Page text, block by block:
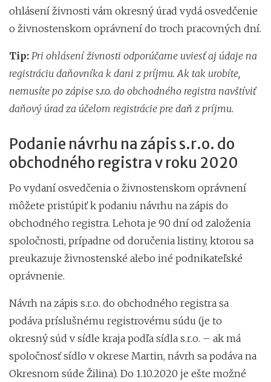
ohlásení živnosti vám okresný úrad vydá osvedčenie
o živnostenskom oprávnení do troch pracovných dní.
Tip: Pri ohlásení živnosti odporúčame uviesť aj údaje na
registráciu daňovníka k dani z príjmu. Ak tak urobíte,
nemusíte po zápise s.r.o. do obchodného registra navštíviť
daňový úrad za účelom registrácie pre daň z príjmu.
Podanie návrhu na zápis s.r.o. do
obchodného registra v roku 2020
Po vydaní osvedčenia o živnostenskom oprávnení
môžete pristúpiť k podaniu návrhu na zápis do
obchodného registra. Lehota je 90 dní od založenia
spoločnosti, prípadne od doručenia listiny, ktorou sa
preukazuje živnostenské alebo iné podnikateľské
oprávnenie.
Návrh na zápis s.r.o. do obchodného registra sa
podáva príslušnému registrovému súdu (je to
okresný súd v sídle kraja podľa sídla s.r.o. – ak má
spoločnosť sídlo v okrese Martin, návrh sa podáva na
Okresnom súde Žilina). Do 1.10.2020 je ešte možné